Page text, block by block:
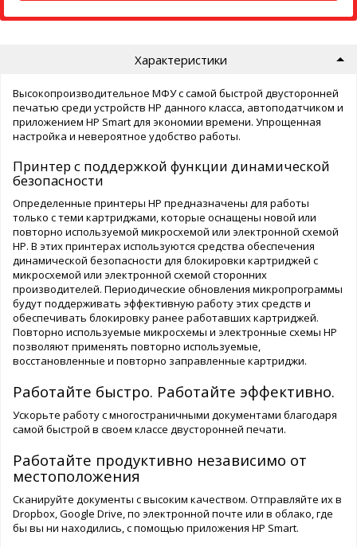
Характеристики
Высокопроизводительное МФУ с самой быстрой двусторонней
печатью среди устройств HP данного класса, автоподатчиком и
приложением HP Smart для экономии времени. Упрощенная
настройка и невероятное удобство работы.
Принтер с поддержкой функции динамической
безопасности
Определенные принтеры HP предназначены для работы
только с теми картриджами, которые оснащены новой или
повторно используемой микросхемой или электронной схемой
HP. В этих принтерах используются средства обеспечения
динамической безопасности для блокировки картриджей с
микросхемой или электронной схемой сторонних
производителей. Периодические обновления микропрограммы
будут поддерживать эффективную работу этих средств и
обеспечивать блокировку ранее работавших картриджей.
Повторно используемые микросхемы и электронные схемы HP
позволяют применять повторно используемые,
восстановленные и повторно заправленные картриджи.
Работайте быстро. Работайте эффективно.
Ускорьте работу с многостраничными документами благодаря
самой быстрой в своем классе двусторонней печати.
Работайте продуктивно независимо от
местоположения
Сканируйте документы с высоким качеством. Отправляйте их в
Dropbox, Google Drive, по электронной почте или в облако, где
бы вы ни находились, с помощью приложения HP Smart.